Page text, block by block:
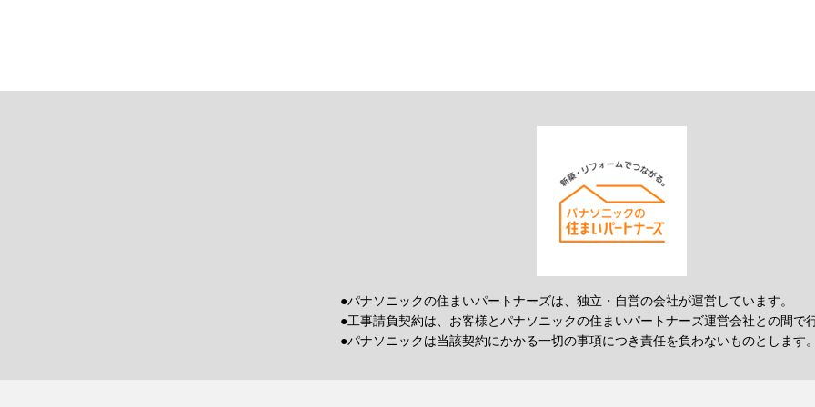
●パナソニックの住まいパートナーズは、独立・自営の会社が運営しています。
●工事請負契約は、お客様とパナソニックの住まいパートナーズ運営会社との間で
●パナソニックは当該契約にかかる一切の事項につき責任を負わないものとします。